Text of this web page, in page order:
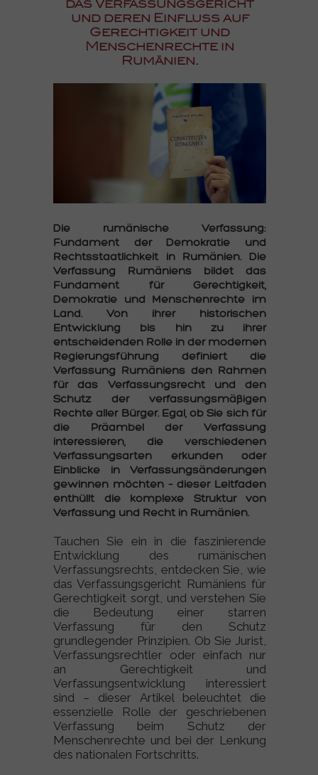
das Verfassungsgericht
und deren Einfluss auf
Gerechtigkeit und
Menschenrechte in
Rumänien.
Die rumänische Verfassung:
Fundament der Demokratie und
Rechtsstaatlichkeit in Rumänien. Die
Verfassung Rumäniens bildet das
Fundament für Gerechtigkeit,
Demokratie und Menschenrechte im
Land. Von ihrer historischen
Entwicklung bis hin zu ihrer
entscheidenden Rolle in der modernen
Regierungsführung definiert die
Verfassung Rumäniens den Rahmen
für das Verfassungsrecht und den
Schutz der verfassungsmäßigen
Rechte aller Bürger. Egal, ob Sie sich für
die Präambel der Verfassung
interessieren, die verschiedenen
Verfassungsarten erkunden oder
Einblicke in Verfassungsänderungen
gewinnen möchten – dieser Leitfaden
enthüllt die komplexe Struktur von
Verfassung und Recht in Rumänien.
Tauchen Sie ein in die faszinierende
Entwicklung des rumänischen
Verfassungsrechts, entdecken Sie, wie
das Verfassungsgericht Rumäniens für
Gerechtigkeit sorgt, und verstehen Sie
die Bedeutung einer starren
Verfassung für den Schutz
grundlegender Prinzipien. Ob Sie Jurist,
Verfassungsrechtler oder einfach nur
an Gerechtigkeit und
Verfassungsentwicklung interessiert
sind – dieser Artikel beleuchtet die
essenzielle Rolle der geschriebenen
Verfassung beim Schutz der
Menschenrechte und bei der Lenkung
des nationalen Fortschritts.